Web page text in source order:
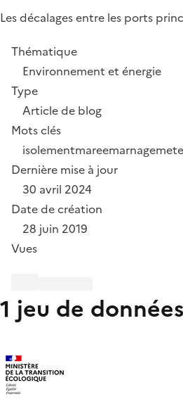
Les décalages entre les ports
Thématique
Environnement et énergie
Type
Article de blog
Mots clés
isolementmareemarnage
Dernière mise à jour
30 avril 2024
Date de création
28 juin 2019
Vues
1 jeu de